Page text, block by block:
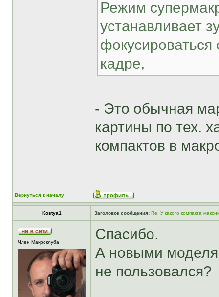
Режим
устанавливает
кадре,
- Это обычная
картины по тех.
компактов в
Вернуться к началу
Kostya1 Заголовок сообщения: Re: У какого компакта
Член Макроклуба
Спасибо.
А новыми
не пользовался?